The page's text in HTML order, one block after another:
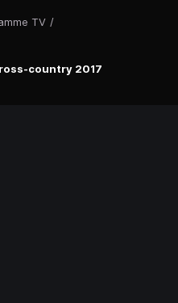
TV /
country 2017